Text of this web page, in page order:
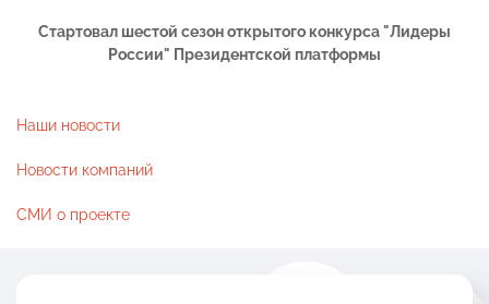
Пресс-центр
Стартовал шестой сезон открытого конкурса "Лидеры
России" Президентской платформы
Наши новости
Новости компаний
СМИ о проекте